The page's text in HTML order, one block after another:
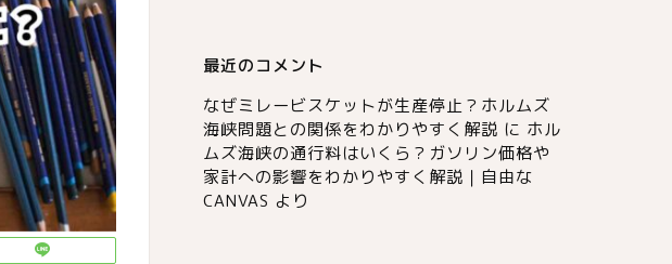
最近のコメント
なぜミレービスケットが生産停止？ホルムズ
海峡問題との関係をわかりやすく解説 に ホル
ムズ海峡の通行料はいくら？ガソリン価格や
家計への影響をわかりやすく解説｜自由な
CANVAS より